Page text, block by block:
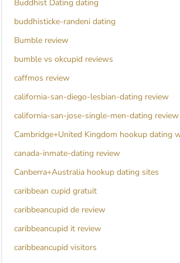
Buddhist Dating dating
buddhisticke-randeni dating
Bumble review
bumble vs okcupid reviews
caffmos review
california-san-diego-lesbian-dating review
california-san-jose-single-men-dating review
Cambridge+United Kingdom hookup dating
canada-inmate-dating review
Canberra+Australia hookup dating sites
caribbean cupid gratuit
caribbeancupid de review
caribbeancupid it review
caribbeancupid visitors